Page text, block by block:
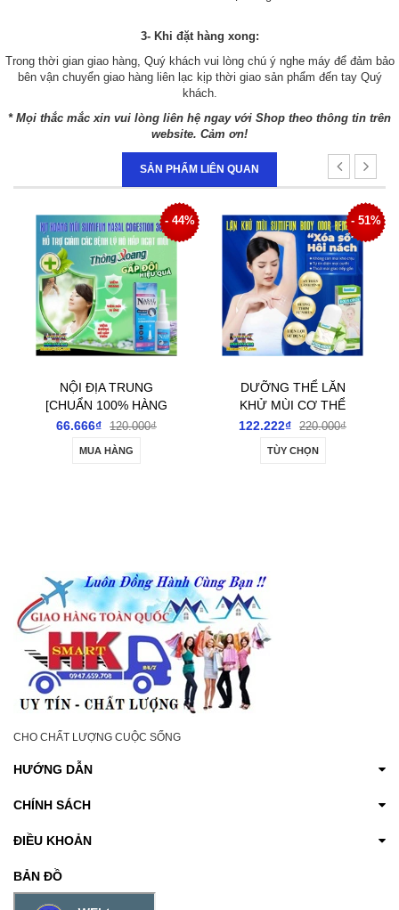
3- Khi đặt hàng xong:
Trong thời gian giao hàng, Quý khách vui lòng chú ý nghe máy để đảm bảo
bên vận chuyển giao hàng liên lạc kịp thời giao sản phẩm đến tay Quý
khách.
* Mọi thắc mắc xin vui lòng liên hệ ngay với Shop theo thông tin trên
website. Cảm ơn!
SẢN PHẨM LIÊN QUAN
- 51%
DƯỠNG THỂ LĂN
KHỬ MÙI CƠ THỂ
SUMIFUN BODY
ROLL-ON 60ML-
122.222₫ 220.000₫
TÙY CHỌN
- 34%
DƯỠNG THỂ TOÀN
THÂN SUMIFUN
INTIMATE
20GR- DƯỠNG ẨM,
144.444₫ 220.000₫
MUA HÀNG
CHO CHẤT LƯỢNG CUỘC SỐNG
HƯỚNG DẪN
CHÍNH SÁCH
ĐIỀU KHOẢN
BẢN ĐỒ